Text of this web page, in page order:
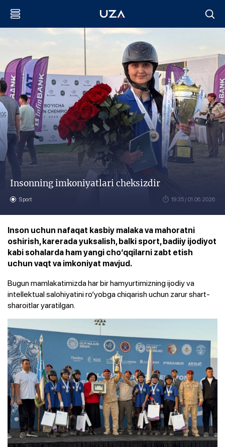
Insonning imkoniyatlari cheksizdir
Sport 19:35 / 01.06.2026
Inson uchun nafaqat kasbiy malaka va mahoratni
oshirish, karerada yuksalish, balki sport, badiiy ijodiyot
kabi sohalarda ham yangi cho‘qqilarni zabt etish
uchun vaqt va imkoniyat mavjud.
Bugun mamlakatimizda har bir hamyurtimizning ijodiy va
intellektual salohiyatini ro‘yobga chiqarish uchun zarur shart-
sharoitlar yaratilgan.